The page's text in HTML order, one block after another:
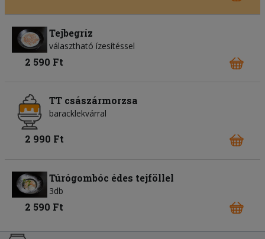
Tejbegríz
választható ízesítéssel
2 590 Ft
TT császármorzsa
baracklekvárral
2 990 Ft
Túrógombóc édes tejföllel
3db
2 590 Ft